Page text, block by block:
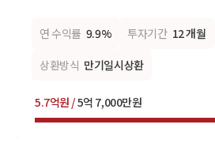
연 수익률 9.9% 투자기간 12 개월
상환방식 만기일시상환
5.7억원 /5억 7,000만원